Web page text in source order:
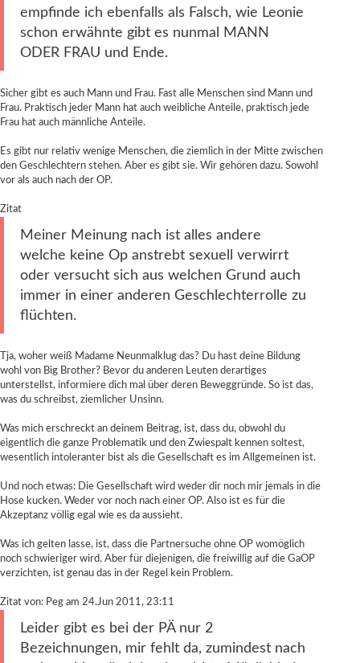
empfinde ich ebenfalls als Falsch, wie Leonie
schon erwähnte gibt es nunmal MANN
ODER FRAU und Ende.
Sicher gibt es auch Mann und Frau. Fast alle Menschen sind Mann und
Frau. Praktisch jeder Mann hat auch weibliche Anteile, praktisch jede
Frau hat auch männliche Anteile.
Es gibt nur relativ wenige Menschen, die ziemlich in der Mitte zwischen
den Geschlechtern stehen. Aber es gibt sie. Wir gehören dazu. Sowohl
vor als auch nach der OP.
Zitat
Meiner Meinung nach ist alles andere
welche keine Op anstrebt sexuell verwirrt
oder versucht sich aus welchen Grund auch
immer in einer anderen Geschlechterrolle zu
flüchten.
Tja, woher weiß Madame Neunmalklug das? Du hast deine Bildung
wohl von Big Brother? Bevor du anderen Leuten derartiges
unterstellst, informiere dich mal über deren Beweggründe. So ist das,
was du schreibst, ziemlicher Unsinn.
Was mich erschreckt an deinem Beitrag, ist, dass du, obwohl du
eigentlich die ganze Problematik und den Zwiespalt kennen soltest,
wesentlich intoleranter bist als die Gesellschaft es im Allgemeinen ist.
Und noch etwas: Die Gesellschaft wird weder dir noch mir jemals in die
Hose kucken. Weder vor noch nach einer OP. Also ist es für die
Akzeptanz völlig egal wie es da aussieht.
Was ich gelten lasse, ist, dass die Partnersuche ohne OP womöglich
noch schwieriger wird. Aber für diejenigen, die freiwillig auf die GaOP
verzichten, ist genau das in der Regel kein Problem.
Zitat von: Peg am 24.Jun 2011, 23:11
Leider gibt es bei der PÄ nur 2
Bezeichnungen, mir fehlt da, zumindest nach